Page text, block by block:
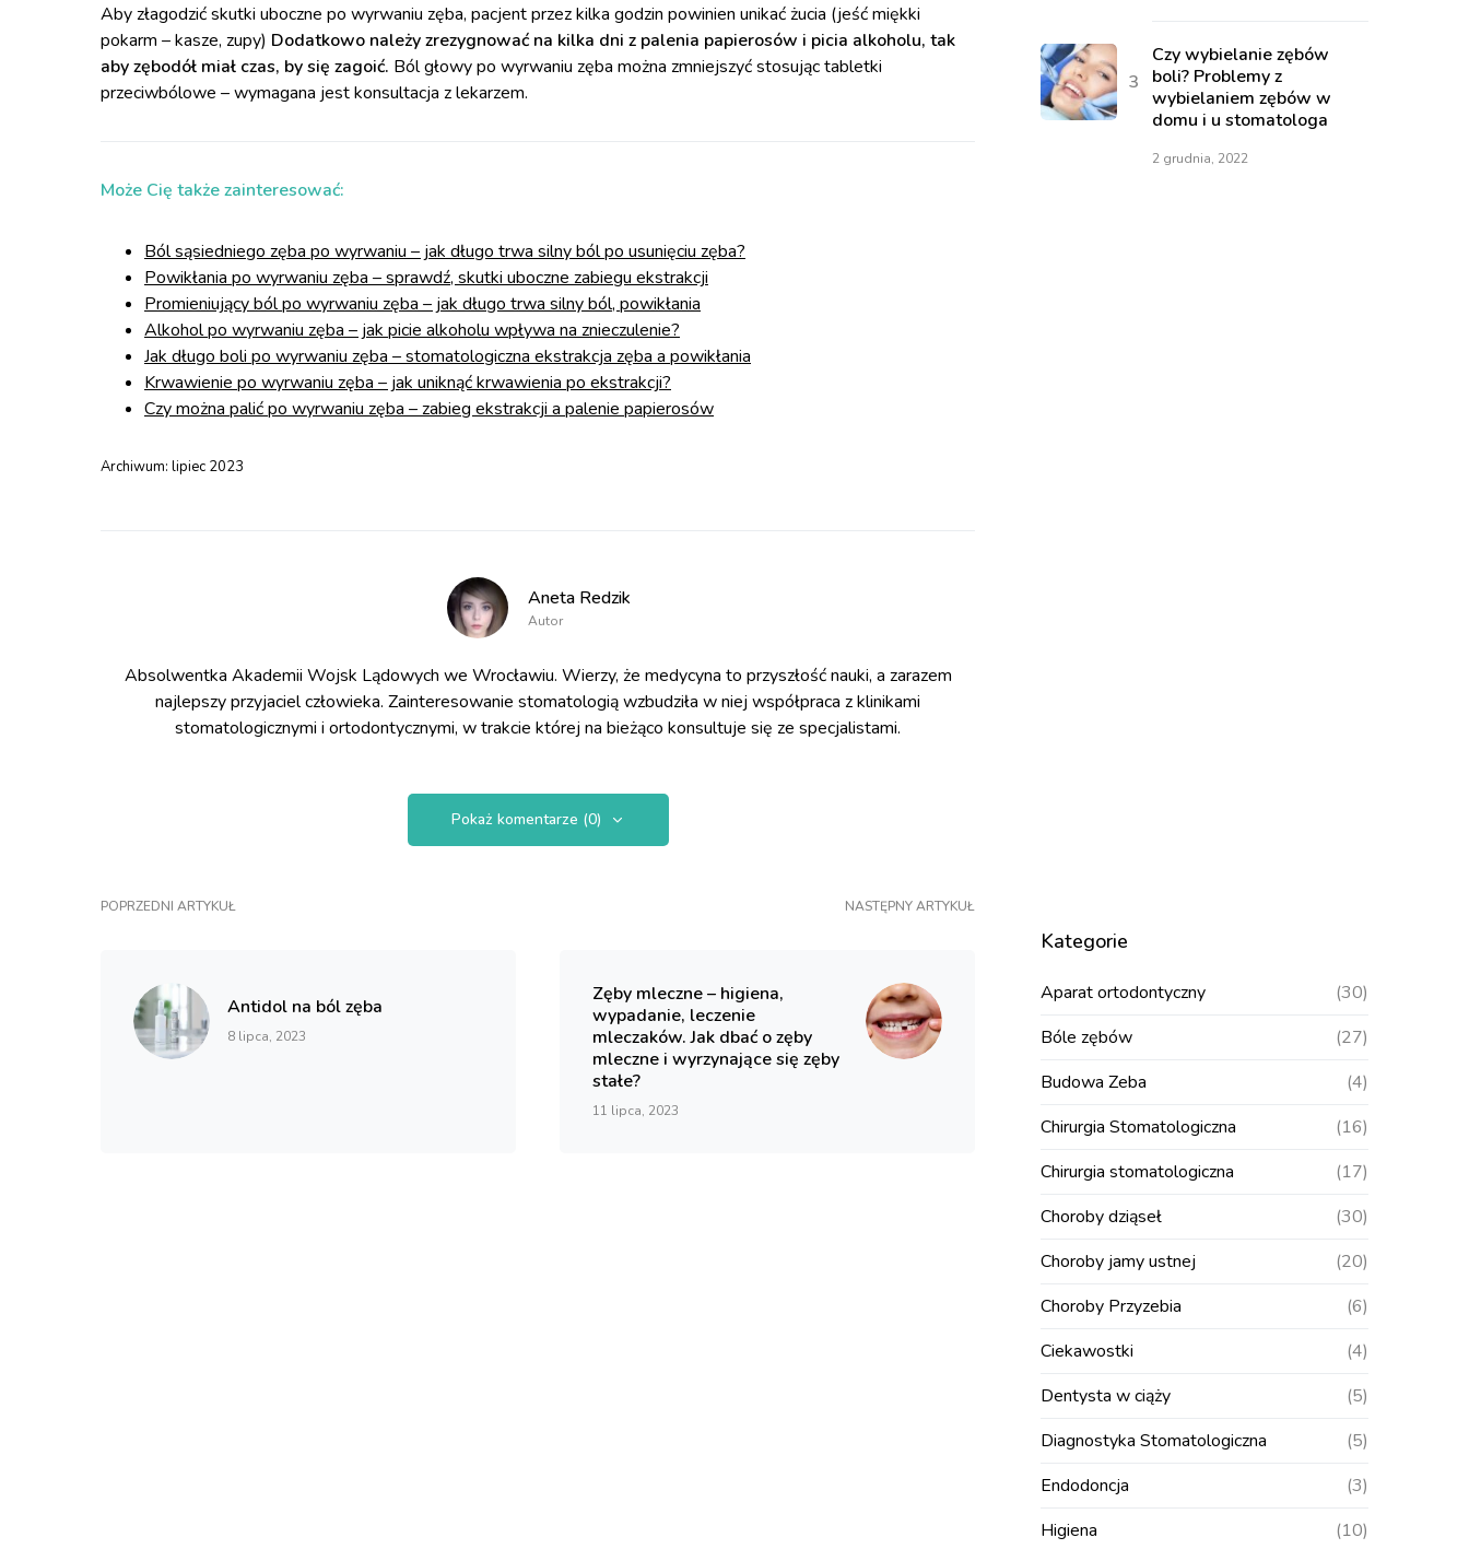
Aby złagodzić skutki uboczne po wyrwaniu zęba, pacjent przez kilka godzin powinien unikać żucia (jeść miękki
pokarm – kasze, zupy) Dodatkowo należy zrezygnować na kilka dni z palenia papierosów i picia alkoholu, tak
aby zębodół miał czas, by się zagoić. Ból głowy po wyrwaniu zęba można zmniejszyć stosując tabletki
przeciwbólowe – wymagana jest konsultacja z lekarzem.
Może Cię także zainteresować:
Ból sąsiedniego zęba po wyrwaniu – jak długo trwa silny ból po usunięciu zęba?
Powikłania po wyrwaniu zęba – sprawdź, skutki uboczne zabiegu ekstrakcji
Promieniujący ból po wyrwaniu zęba – jak długo trwa silny ból, powikłania
Alkohol po wyrwaniu zęba – jak picie alkoholu wpływa na znieczulenie?
Jak długo boli po wyrwaniu zęba – stomatologiczna ekstrakcja zęba a powikłania
Krwawienie po wyrwaniu zęba – jak uniknąć krwawienia po ekstrakcji?
Czy można palić po wyrwaniu zęba – zabieg ekstrakcji a palenie papierosów
Archiwum: lipiec 2023
Aneta Redzik
Autor
Absolwentka Akademii Wojsk Lądowych we Wrocławiu. Wierzy, że medycyna to przyszłość nauki, a zarazem
najlepszy przyjaciel człowieka. Zainteresowanie stomatologią wzbudziła w niej współpraca z klinikami
stomatologicznymi i ortodontycznymi, w trakcie której na bieżąco konsultuje się ze specjalistami.
Pokaż komentarze (0)
POPRZEDNI ARTYKUŁ
Antidol na ból zęba
8 lipca, 2023
NASTĘPNY ARTYKUŁ
Zęby mleczne – higiena,
wypadanie, leczenie
mleczaków. Jak dbać o zęby
mleczne i wyrzynające się zęby
stałe?
11 lipca, 2023
Czy wybielanie zębów
boli? Problemy z
wybielaniem zębów w
domu i u stomatologa
2 grudnia, 2022
Kategorie
Aparat ortodontyczny
(30)
Bóle zębów
(27)
Budowa Zeba
(4)
Chirurgia Stomatologiczna
(16)
Chirurgia stomatologiczna
(17)
Choroby dziąseł
(30)
Choroby jamy ustnej
(20)
Choroby Przyzebia
(6)
Ciekawostki
(4)
Dentysta w ciąży
(5)
Diagnostyka Stomatologiczna
(5)
Endodoncja
(3)
Higiena
(10)